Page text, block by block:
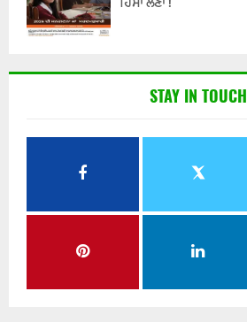
STAY IN TOUCH